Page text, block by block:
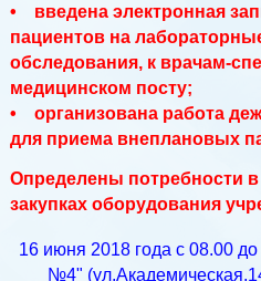
• введена электронная
пациентов на
обследования, к врачам-
медицинском посту;
• организована работа
для приема внеплановых
Определены потребности
закупках оборудования
16 июня 2018 года с 08.00
№4"